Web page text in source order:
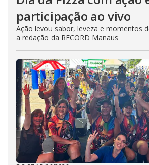
participação ao vivo
Ação levou sabor, leveza e momentos
a redação da RECORD Manaus